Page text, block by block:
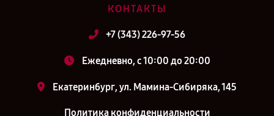
КОНТАКТЫ
+7 (343) 226-97-56
Ежедневно, с 10:00 до 20:00
Екатеринбург, ул. Мамина-Сибиряка, 145
Политика конфиденциальности